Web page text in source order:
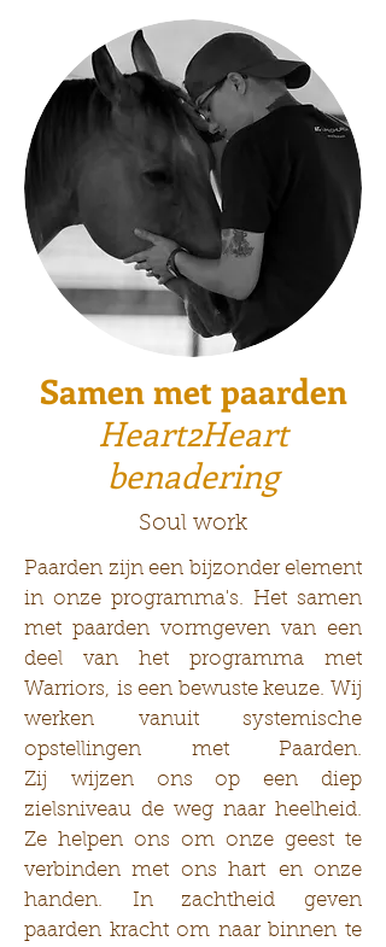
Samen met paarden
Heart2Heart
benadering
Soul work
Paarden zijn een bijzonder element
in onze programma's. Het samen
met paarden vormgeven van een
deel van het programma met
Warriors, is een bewuste keuze. Wij
werken vanuit systemische
opstellingen met Paarden.
Zij wijzen ons op een diep
zielsniveau de weg naar heelheid.
Ze helpen ons om onze geest te
verbinden met ons hart en onze
handen. In zachtheid geven
paarden kracht om naar binnen te